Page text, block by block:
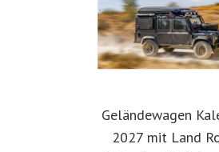
Geländewagen
2027 mit Land